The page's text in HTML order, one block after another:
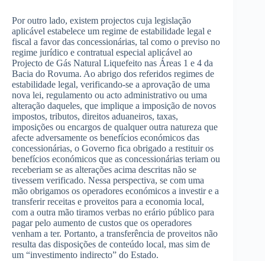
Por outro lado, existem projectos cuja legislação
aplicável estabelece um regime de estabilidade legal e
fiscal a favor das concessionárias, tal como o previso no
regime jurídico e contratual especial aplicável ao
Projecto de Gás Natural Liquefeito nas Áreas 1 e 4 da
Bacia do Rovuma. Ao abrigo dos referidos regimes de
estabilidade legal, verificando-se a aprovação de uma
nova lei, regulamento ou acto administrativo ou uma
alteração daqueles, que implique a imposição de novos
impostos, tributos, direitos aduaneiros, taxas,
imposições ou encargos de qualquer outra natureza que
afecte adversamente os benefícios económicos das
concessionárias, o Governo fica obrigado a restituir os
benefícios económicos que as concessionárias teriam ou
receberiam se as alterações acima descritas não se
tivessem verificado. Nessa perspectiva, se com uma
mão obrigamos os operadores económicos a investir e a
transferir receitas e proveitos para a economia local,
com a outra mão tiramos verbas no erário público para
pagar pelo aumento de custos que os operadores
venham a ter. Portanto, a transferência de proveitos não
resulta das disposições de conteúdo local, mas sim de
um “investimento indirecto” do Estado.